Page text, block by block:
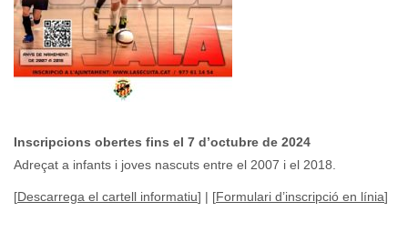
Inscripcions obertes fins el 7 d’octubre de 2024
Adreçat a infants i joves nascuts entre el 2007 i el 2018.
[Descarrega el cartell informatiu] | [Formulari d’inscripció en línia]